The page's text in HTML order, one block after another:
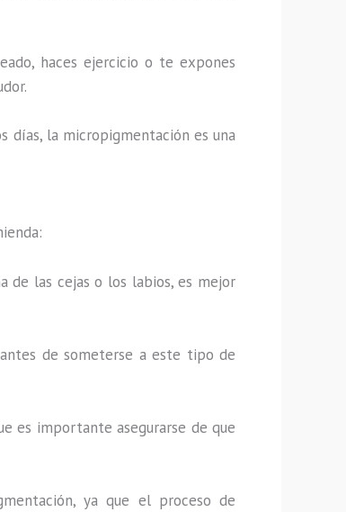
haces ejercicio o te expones
días, la micropigmentación es una
de las cejas o los labios, es mejor
de someterse a este tipo de
es importante asegurarse de que
ya que el proceso de